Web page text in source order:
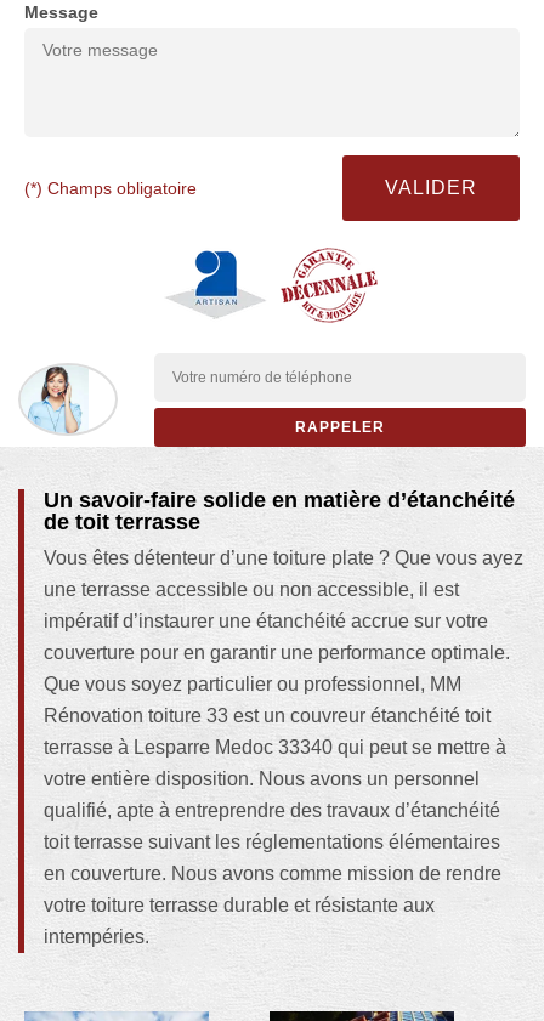
Message
(*) Champs obligatoire
Un savoir-faire solide en matière d’étanchéité
de toit terrasse
Vous êtes détenteur d’une toiture plate ? Que vous ayez
une terrasse accessible ou non accessible, il est
impératif d’instaurer une étanchéité accrue sur votre
couverture pour en garantir une performance optimale.
Que vous soyez particulier ou professionnel, MM
Rénovation toiture 33 est un couvreur étanchéité toit
terrasse à Lesparre Medoc 33340 qui peut se mettre à
votre entière disposition. Nous avons un personnel
qualifié, apte à entreprendre des travaux d’étanchéité
toit terrasse suivant les réglementations élémentaires
en couverture. Nous avons comme mission de rendre
votre toiture terrasse durable et résistante aux
intempéries.